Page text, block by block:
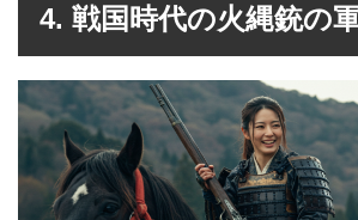
4. 戦国時代の火縄銃の